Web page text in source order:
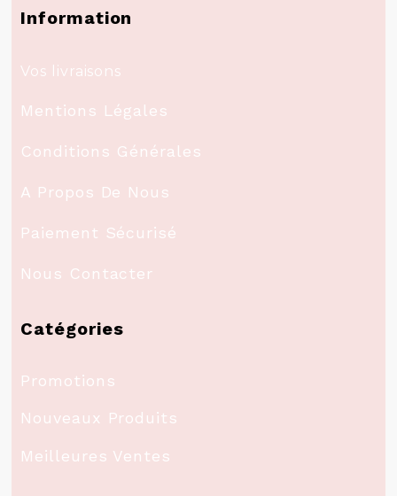
Information
Vos livraisons
Mentions Légales
Conditions Générales
A Propos De Nous
Paiement Sécurisé
Nous Contacter
Catégories
Promotions
Nouveaux Produits
Meilleures Ventes